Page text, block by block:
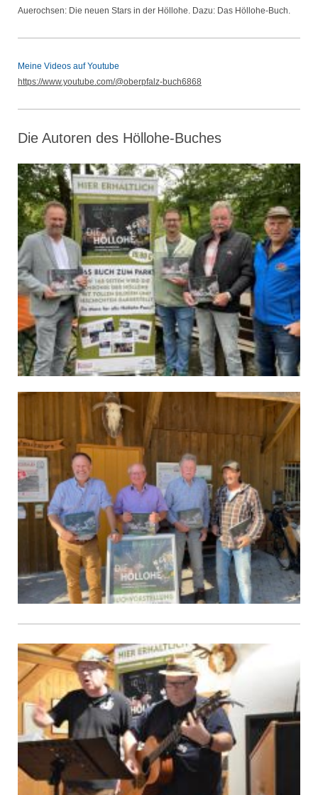
Auerochsen: Die neuen Stars in der Höllohe. Dazu: Das Höllohe-Buch.
Meine Videos auf Youtube
https://www.youtube.com/@oberpfalz-buch6868
Die Autoren des Höllohe-Buches